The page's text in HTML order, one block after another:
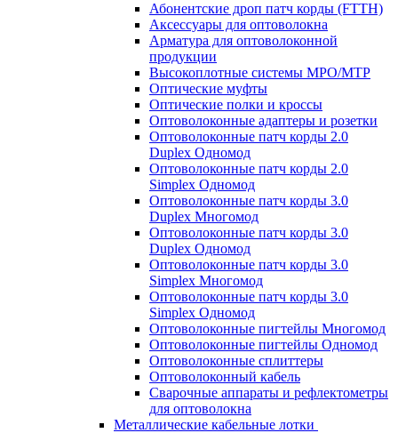
Абонентские дроп патч корды (FTTH)
Аксессуары для оптоволокна
Арматура для оптоволоконной
продукции
Высокоплотные системы MPO/MTP
Оптические муфты
Оптические полки и кроссы
Оптоволоконные адаптеры и розетки
Оптоволоконные патч корды 2.0
Duplex Одномод
Оптоволоконные патч корды 2.0
Simplex Одномод
Оптоволоконные патч корды 3.0
Duplex Многомод
Оптоволоконные патч корды 3.0
Duplex Одномод
Оптоволоконные патч корды 3.0
Simplex Многомод
Оптоволоконные патч корды 3.0
Simplex Одномод
Оптоволоконные пигтейлы Многомод
Оптоволоконные пигтейлы Одномод
Оптоволоконные сплиттеры
Оптоволоконный кабель
Сварочные аппараты и рефлектометры
для оптоволокна
Металлические кабельные лотки